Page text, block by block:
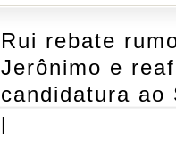
Rui rebate
Jerônimo e
candidatura ao
|